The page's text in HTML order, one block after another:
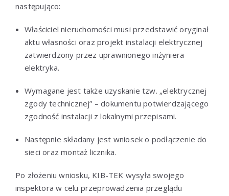
następująco:
Właściciel nieruchomości musi przedstawić oryginał
aktu własności oraz projekt instalacji elektrycznej
zatwierdzony przez uprawnionego inżyniera
elektryka.
Wymagane jest także uzyskanie tzw. „elektrycznej
zgody technicznej” – dokumentu potwierdzającego
zgodność instalacji z lokalnymi przepisami.
Następnie składany jest wniosek o podłączenie do
sieci oraz montaż licznika.
Po złożeniu wniosku, KIB-TEK wysyła swojego
inspektora w celu przeprowadzenia przeglądu